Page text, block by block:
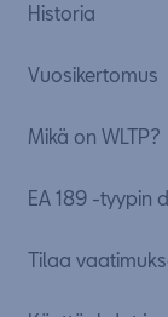
Historia
Vuosikertomus
Mikä on WLTP?
EA 189 -tyypin
Tilaa